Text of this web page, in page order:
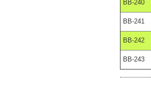
BB-240
BB-241
BB-242
BB-243